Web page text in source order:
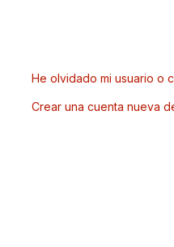
He olvidado mi usuario o
Crear una cuenta nueva